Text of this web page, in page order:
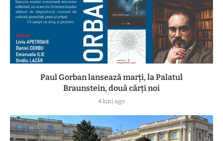
Paul Gorban lansează marți, la Palatul
Braunstein, două cărți noi
4 luni ago